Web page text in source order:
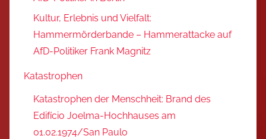
Kultur, Erlebnis und Vielfalt:
Hammermörderbande – Hammerattacke auf
AfD-Politiker Frank Magnitz
Katastrophen
Katastrophen der Menschheit: Brand des
Edifício Joelma-Hochhauses am
01.02.1974/San Paulo